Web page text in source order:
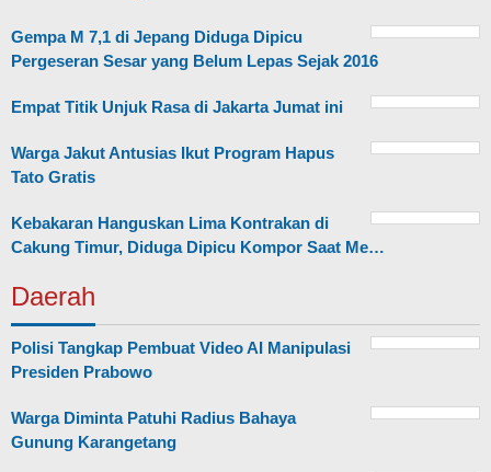
Gempa M 7,1 di Jepang Diduga Dipicu
Pergeseran Sesar yang Belum Lepas Sejak 2016
Empat Titik Unjuk Rasa di Jakarta Jumat ini
Warga Jakut Antusias Ikut Program Hapus
Tato Gratis
Kebakaran Hanguskan Lima Kontrakan di
Cakung Timur, Diduga Dipicu Kompor Saat Me…
Daerah
Polisi Tangkap Pembuat Video AI Manipulasi
Presiden Prabowo
Warga Diminta Patuhi Radius Bahaya
Gunung Karangetang